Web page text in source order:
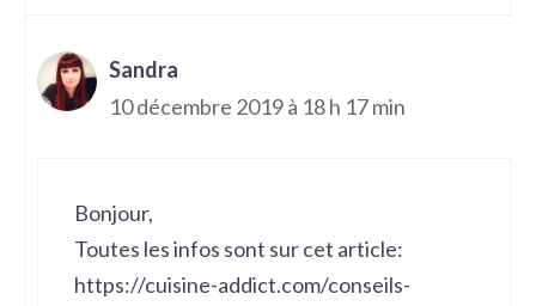
Sandra
10 décembre 2019 à 18 h 17 min
Bonjour,
Toutes les infos sont sur cet article:
https://cuisine-addict.com/conseils-